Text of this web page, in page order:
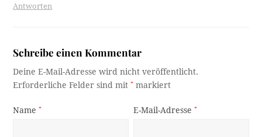
Antworten
Schreibe einen Kommentar
Deine E-Mail-Adresse wird nicht veröffentlicht.
Erforderliche Felder sind mit* markiert
Name* E-Mail-Adresse*